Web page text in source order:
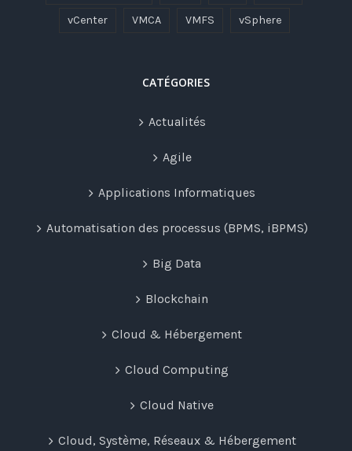
vCenter VMCA VMFS vSphere
CATÉGORIES
Actualités
Agile
Applications Informatiques
Automatisation des processus (BPMS, iBPMS)
Big Data
Blockchain
Cloud & Hébergement
Cloud Computing
Cloud Native
Cloud, Système, Réseaux & Hébergement